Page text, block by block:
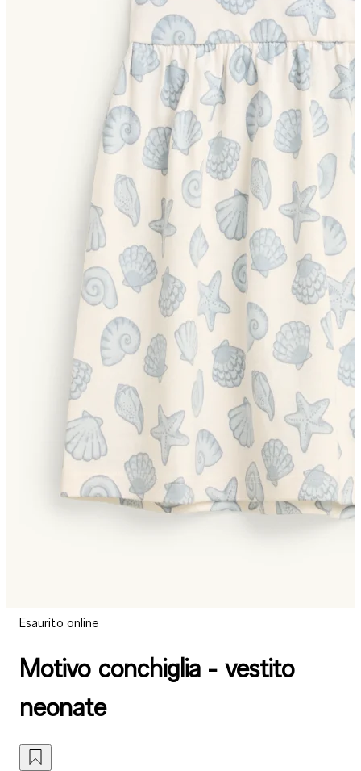
Esaurito online
Motivo conchiglia - vestito
neonate